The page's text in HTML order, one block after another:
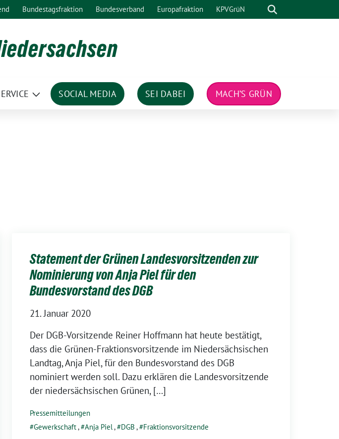
Bundestagsfraktion Bundesverband Europafraktion KPVGrüN Suche
Zeige
SOCIAL MEDIA SEI DABEI MACH’S GRÜN
Statement der Grünen Landesvorsitzenden zur
Nominierung von Anja Piel für den
Bundesvorstand des DGB
21. Januar 2020
Der DGB-Vorsitzende Reiner Hoffmann hat heute bestätigt,
dass die Grünen-Fraktionsvorsitzende im Niedersächsischen
Landtag, Anja Piel, für den Bundesvorstand des DGB
nominiert werden soll. Dazu erklären die Landesvorsitzende
der niedersächsischen Grünen, […]
Pressemitteilungen
Gewerkschaft, Anja Piel, DGB , Fraktionsvorsitzende